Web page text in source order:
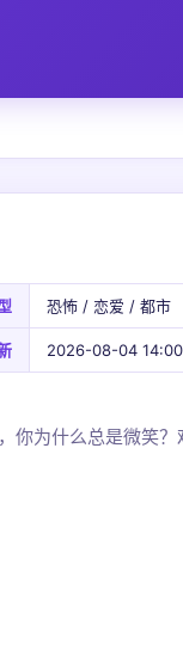
恐怖 / 恋爱 / 都市
2026-08-04
你为什么总是微笑？